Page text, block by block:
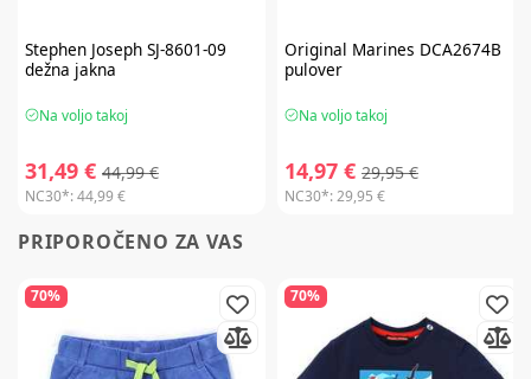
Stephen JosephSJ-8601-09
dežna jakna
Na voljo takoj
31,49 € 44,99 €
NC30*:44,99 €
Original Marines DCA2674B
pulover
Na voljo takoj
14,97 € 29,95 €
NC30*:29,95 €
PRIPOROČENO ZA VAS
70% 70%